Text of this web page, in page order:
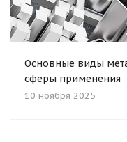
Основные виды
сферы применения
10 ноября 2025